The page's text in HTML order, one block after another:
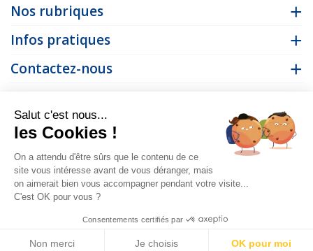
Nos rubriques
Infos pratiques
Contactez-nous
© 2026
Auro -
Mentions
légales
Politique de
-
Vos préférences en
Salut c'est nous...
les Cookies !
On a attendu d'être sûrs que le contenu de ce
site vous intéresse avant de vous déranger, mais
on aimerait bien vous accompagner pendant votre visite...
C'est OK pour vous ?
Consentements certifiés par
Non merci Je choisis OK pour moi